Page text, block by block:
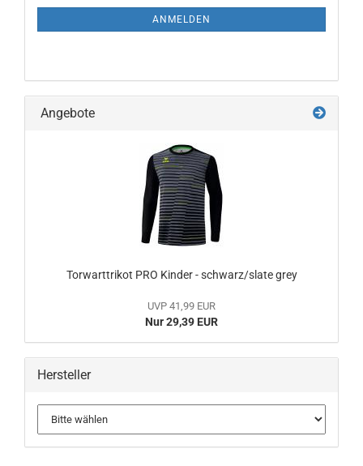
ANMELDEN
Angebote
Torwarttrikot PRO Kinder - schwarz/slate grey
UVP 41,99 EUR
Nur 29,39 EUR
Hersteller